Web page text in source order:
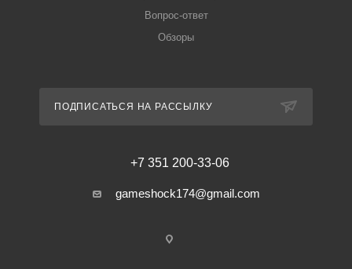
Вопрос-ответ
Обзоры
ПОДПИСАТЬСЯ НА РАССЫЛКУ
+7 351 200-33-06
gameshock174@gmail.com